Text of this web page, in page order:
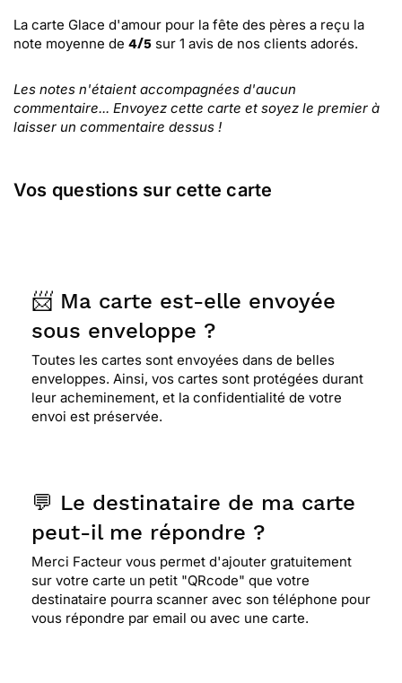
La carte Glace d'amour pour la fête des pères a reçu la
note moyenne de 4/5 sur 1 avis de nos clients adorés.
Les notes n'étaient accompagnées d'aucun
commentaire... Envoyez cette carte et soyez le premier à
laisser un commentaire dessus !
Vos questions sur cette carte
📨 Ma carte est-elle envoyée
sous enveloppe ?
Toutes les cartes sont envoyées dans de belles
enveloppes. Ainsi, vos cartes sont protégées durant
leur acheminement, et la confidentialité de votre
envoi est préservée.
💬 Le destinataire de ma carte
peut-il me répondre ?
Merci Facteur vous permet d'ajouter gratuitement
sur votre carte un petit "QRcode" que votre
destinataire pourra scanner avec son téléphone pour
vous répondre par email ou avec une carte.